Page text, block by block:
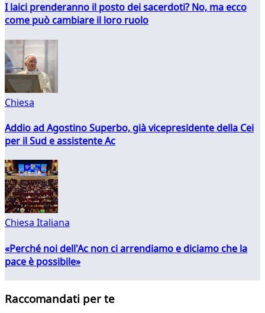
I laici prenderanno il posto dei sacerdoti? No, ma ecco
come può cambiare il loro ruolo
Chiesa
Addio ad Agostino Superbo, già vicepresidente della Cei
per il Sud e assistente Ac
Chiesa Italiana
«Perché noi dell'Ac non ci arrendiamo e diciamo che la
pace è possibile»
Raccomandati per te